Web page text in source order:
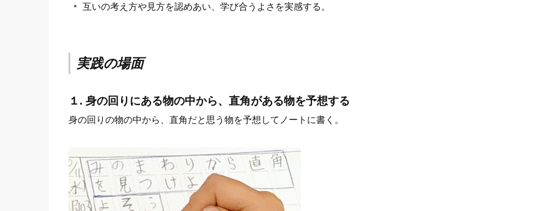
互いの考え方や見方を認めあい、学び合うよさを実感する。
実践の場面
１. 身の回りにある物の中から、直角がある物を予想する
身の回りの物の中から、直角だと思う物を予想してノートに書く。